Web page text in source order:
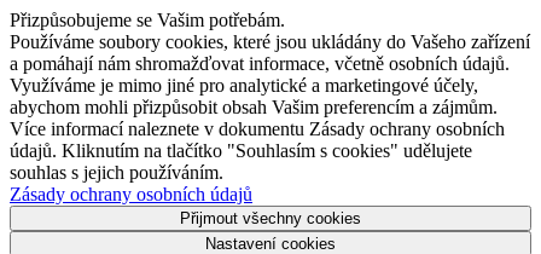
Přizpůsobujeme se Vašim potřebám.
Používáme soubory cookies, které jsou ukládány do Vašeho zařízení
a pomáhají nám shromažďovat informace, včetně osobních údajů.
Využíváme je mimo jiné pro analytické a marketingové účely,
abychom mohli přizpůsobit obsah Vašim preferencím a zájmům.
Více informací naleznete v dokumentu Zásady ochrany osobních
údajů. Kliknutím na tlačítko "Souhlasím s cookies" udělujete
souhlas s jejich používáním.
Zásady ochrany osobních údajů
Přijmout všechny cookies
Nastavení cookies